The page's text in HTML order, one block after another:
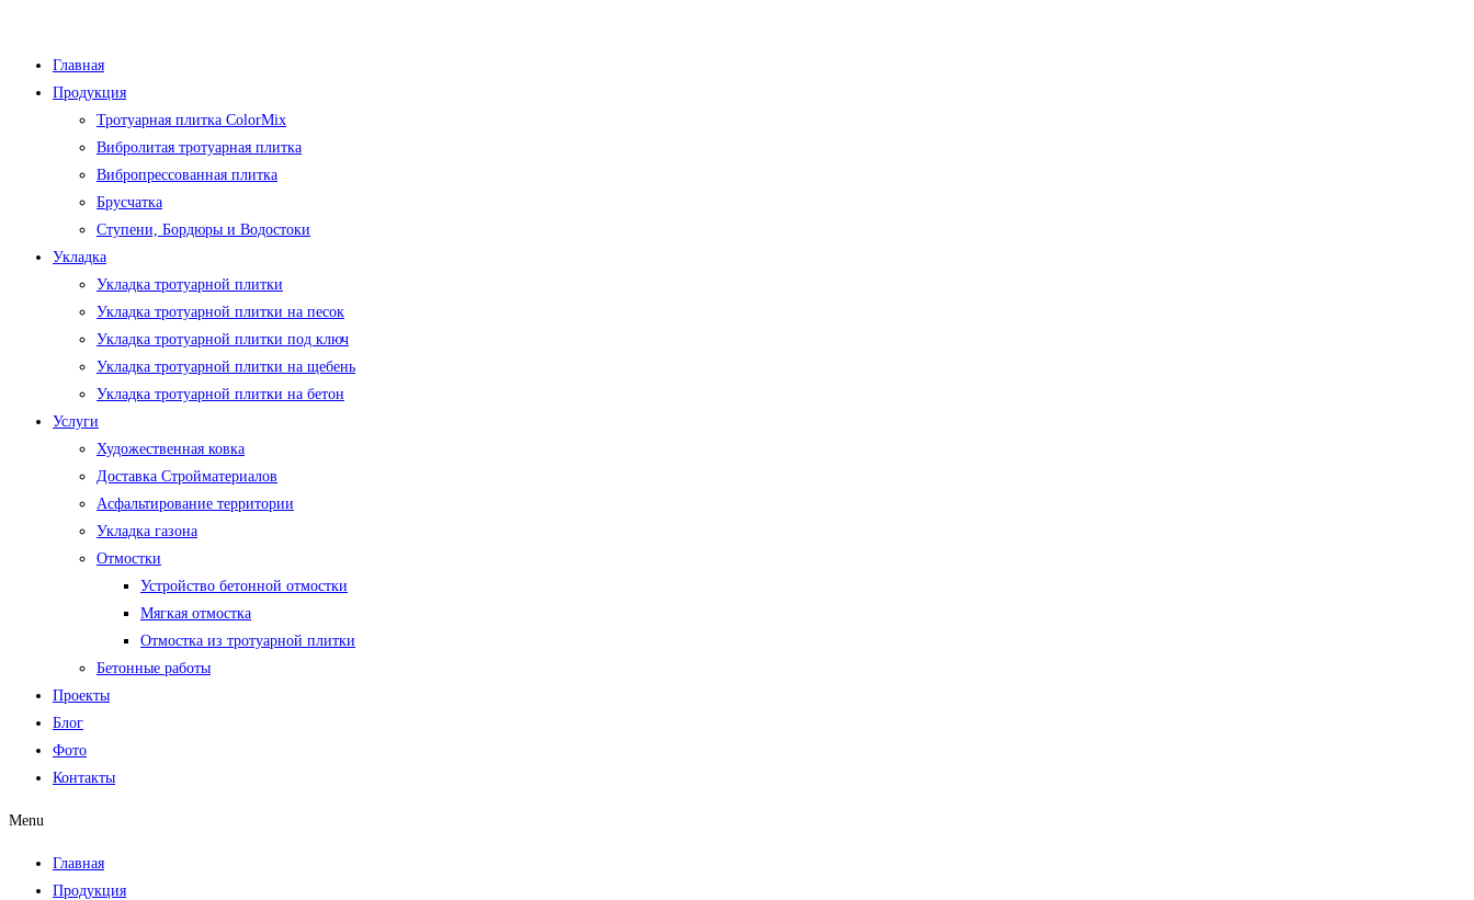
содержимому
Главная
Продукция
Тротуарная плитка ColorMix
Вибролитая тротуарная плитка
Вибропрессованная плитка
Брусчатка
Ступени, Бордюры и Водостоки
Укладка
Укладка тротуарной плитки
Укладка тротуарной плитки на песок
Укладка тротуарной плитки под ключ
Укладка тротуарной плитки на щебень
Укладка тротуарной плитки на бетон
Услуги
Художественная ковка
Доставка Стройматериалов
Асфальтирование территории
Укладка газона
Отмостки
Устройство бетонной отмостки
Мягкая отмостка
Отмостка из тротуарной плитки
Бетонные работы
Проекты
Блог
Фото
Контакты
Menu
Главная
Продукция